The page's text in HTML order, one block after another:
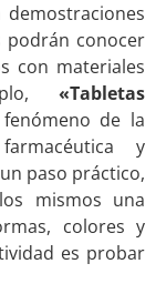
podrán conocer
con materiales
«Tabletas
de la
y
paso práctico,
mismos una
colores y
es probar